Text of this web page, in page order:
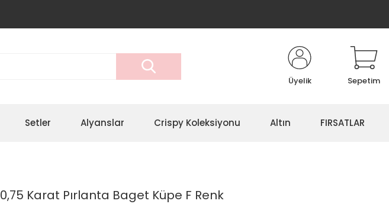
Üyelik Sepetim
Setler Alyanslar Crispy Koleksiyonu Altın FIRSATLAR
0,75 Karat Pırlanta Baget Küpe F Renk